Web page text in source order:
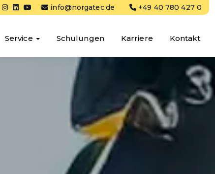
info@norgatec.de +49 40 780 427 0
Service Schulungen Karriere Kontakt